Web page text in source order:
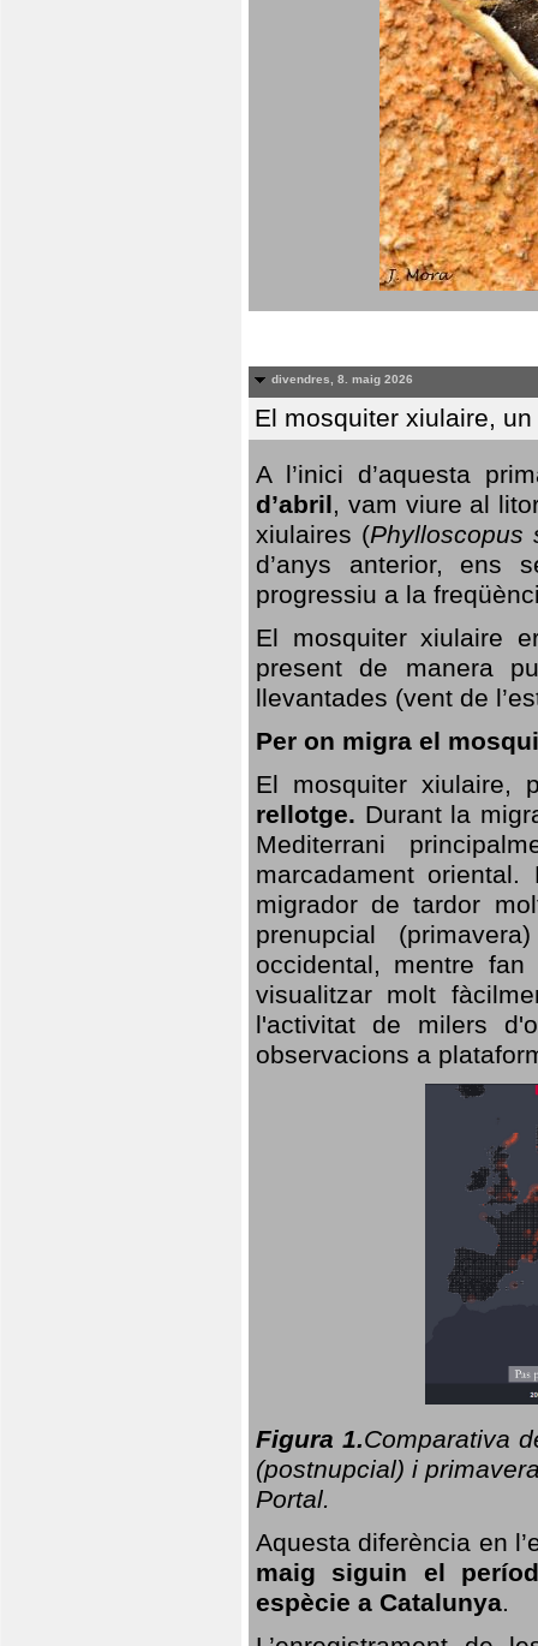
divendres, 8. maig 2026
El mosquiter xiulaire,
A l’inici d’aquesta
d’abril, vam viure al
xiulaires (Phylloscopus
d’anys anterior, ens
progressiu a la
El mosquiter xiulaire
present de manera
llevantades (vent de
Per on migra el
El mosquiter xiulaire,
rellotge. Durant la
Mediterrani
marcadament
migrador de tardor
prenupcial
occidental, mentre
visualitzar molt
l'activitat de milers
observacions a
Figura 1.Comparativa
(postnupcial) i
Portal.
Aquesta diferència en
maig siguin el
espècie a Catalunya.